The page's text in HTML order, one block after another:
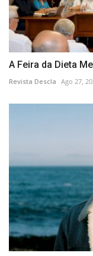
A Feira da Dieta
Revista Descla Ago 27,